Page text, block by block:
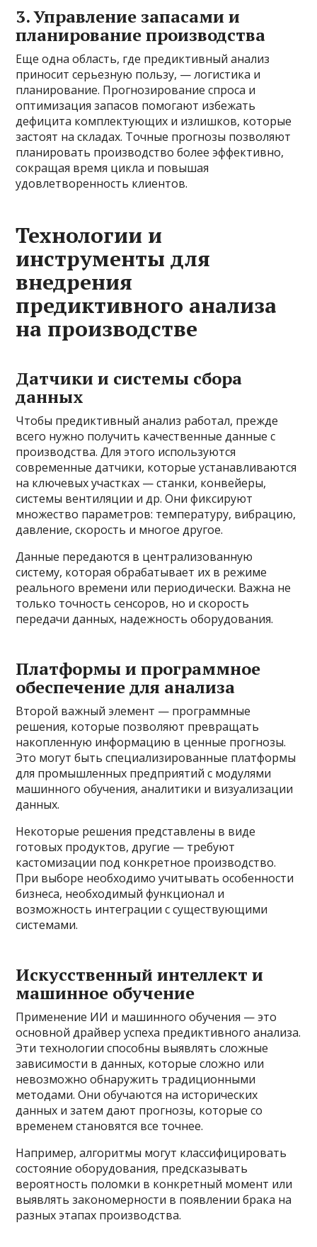
3. Управление запасами и
планирование производства
Еще одна область, где предиктивный анализ
приносит серьезную пользу, — логистика и
планирование. Прогнозирование спроса и
оптимизация запасов помогают избежать
дефицита комплектующих и излишков, которые
застоят на складах. Точные прогнозы позволяют
планировать производство более эффективно,
сокращая время цикла и повышая
удовлетворенность клиентов.
Технологии и
инструменты для
внедрения
предиктивного анализа
на производстве
Датчики и системы сбора
данных
Чтобы предиктивный анализ работал, прежде
всего нужно получить качественные данные с
производства. Для этого используются
современные датчики, которые устанавливаются
на ключевых участках — станки, конвейеры,
системы вентиляции и др. Они фиксируют
множество параметров: температуру, вибрацию,
давление, скорость и многое другое.
Данные передаются в централизованную
систему, которая обрабатывает их в режиме
реального времени или периодически. Важна не
только точность сенсоров, но и скорость
передачи данных, надежность оборудования.
Платформы и программное
обеспечение для анализа
Второй важный элемент — программные
решения, которые позволяют превращать
накопленную информацию в ценные прогнозы.
Это могут быть специализированные платформы
для промышленных предприятий с модулями
машинного обучения, аналитики и визуализации
данных.
Некоторые решения представлены в виде
готовых продуктов, другие — требуют
кастомизации под конкретное производство.
При выборе необходимо учитывать особенности
бизнеса, необходимый функционал и
возможность интеграции с существующими
системами.
Искусственный интеллект и
машинное обучение
Применение ИИ и машинного обучения — это
основной драйвер успеха предиктивного анализа.
Эти технологии способны выявлять сложные
зависимости в данных, которые сложно или
невозможно обнаружить традиционными
методами. Они обучаются на исторических
данных и затем дают прогнозы, которые со
временем становятся все точнее.
Например, алгоритмы могут классифицировать
состояние оборудования, предсказывать
вероятность поломки в конкретный момент или
выявлять закономерности в появлении брака на
разных этапах производства.